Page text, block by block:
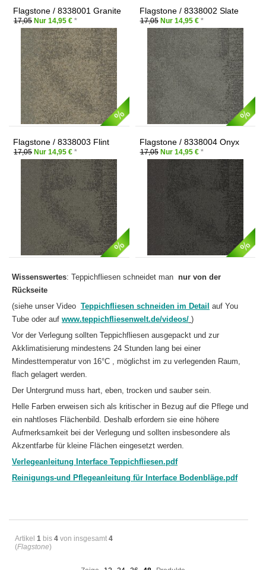
Flagstone / 8338001 Granite
17,05 Nur 14,95 € *
Flagstone / 8338002 Slate
17,05Nur 14,95 € *
Flagstone / 8338003 Flint
17,05 Nur 14,95 € *
Flagstone / 8338004 Onyx
17,05Nur 14,95 € *
Wissenswertes: Teppichfliesen schneidet man nur von der
Rückseite
(siehe unser Video Teppichfliesen schneiden im Detail auf You
Tube oder auf www.teppichfliesenwelt.de/videos/ )
Vor der Verlegung sollten Teppichfliesen ausgepackt und zur
Akklimatisierung mindestens 24 Stunden lang bei einer
Mindesttemperatur von 16°C , möglichst im zu verlegenden Raum,
flach gelagert werden.
Der Untergrund muss hart, eben, trocken und sauber sein.
Helle Farben erweisen sich als kritischer in Bezug auf die Pflege und
ein nahtloses Flächenbild. Deshalb erfordern sie eine höhere
Aufmerksamkeit bei der Verlegung und sollten insbesondere als
Akzentfarbe für kleine Flächen eingesetzt werden.
Verlegeanleitung Interface Teppichfliesen.pdf
Reinigungs-und Pflegeanleitung für Interface Bodenbläge.pdf
Artikel 1 bis 4 von insgesamt 4
(Flagstone)